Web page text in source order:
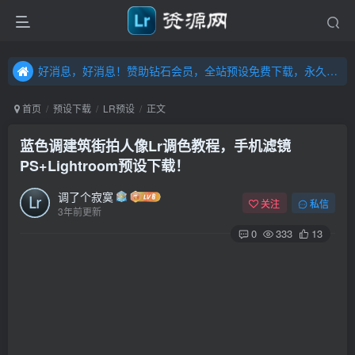
好消息，好消息！赞助钻石会员，全站预设免费下载，永久钻石会员，”送“万元超值资源，内容丰富，容量高达20T，不断更新！点击进入……
好消息，好消息！赞助钻石会员，全站预设免费下载，永久钻石会员，”送“万元超值资源，内容丰富，容量高达20T，不断更新！点击进入……
首页 预设下载 LR预设 正文
蓝色调建筑街拍人像Lr调色教程，手机滤镜
PS+Lightroom预设下载！
调了个寂寞
3年前更新
关注 私信
0 333 13